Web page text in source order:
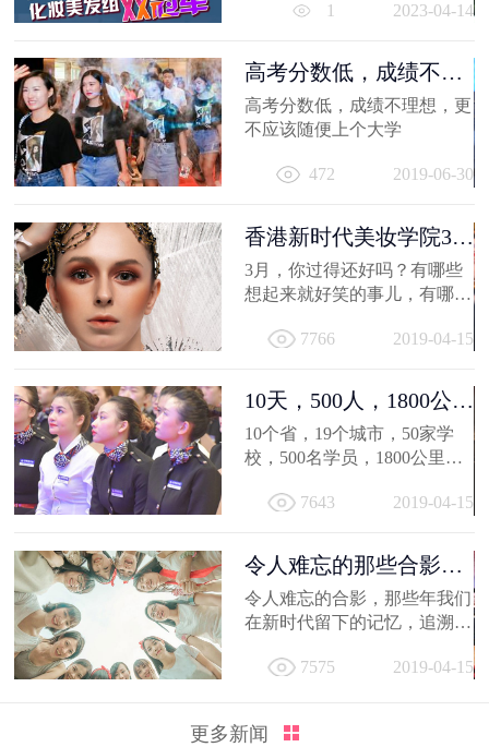
1 2023-04-14
高考分数低，成绩不理
想，更不应...
高考分数低，成绩不理想，更
不应该随便上个大学
472 2019-06-30
香港新时代美妆学院3月
作品选，...
3月，你过得还好吗？有哪些
想起来就好笑的事儿，有哪值
住...
7766 2019-04-15
10天，500人，1800公
里；不负韶...
10个省，19个城市，50家学
校，500名学员，1800公里，
地方... 7643 2019-04-15
令人难忘的那些合影，
新时代学员...
令人难忘的合影，那些年我们
在新时代留下的记忆，追溯时
7575
2019-04-15
更多新闻